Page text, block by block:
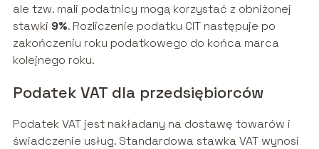
ale tzw. mali podatnicy mogą korzystać z obniżonej
stawki 9%. Rozliczenie podatku CIT następuje po
zakończeniu roku podatkowego do końca marca
kolejnego roku.
Podatek VAT dla przedsiębiorców
Podatek VAT jest nakładany na dostawę towarów i
świadczenie usług. Standardowa stawka VAT wynosi